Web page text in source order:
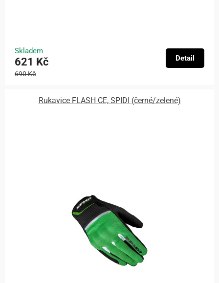
Skladem
621 Kč
690 Kč
Detail
Rukavice FLASH CE, SPIDI (černé/zelené)